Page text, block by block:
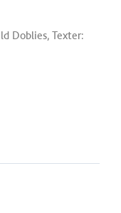
Doblies, Texter: